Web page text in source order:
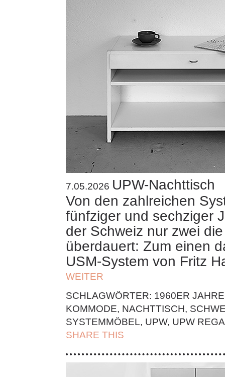
7.05.2026 UPW-Nachttisch
Von den zahlreichen
fünfziger und sechziger
der Schweiz nur zwei
überdauert: Zum einen
USM-System von Fritz
WEITER
SCHLAGWÖRTER: 1960ER JAHRE
KOMMODE, NACHTTISCH,
SYSTEMMÖBEL, UPW, UPW
SHARE THIS